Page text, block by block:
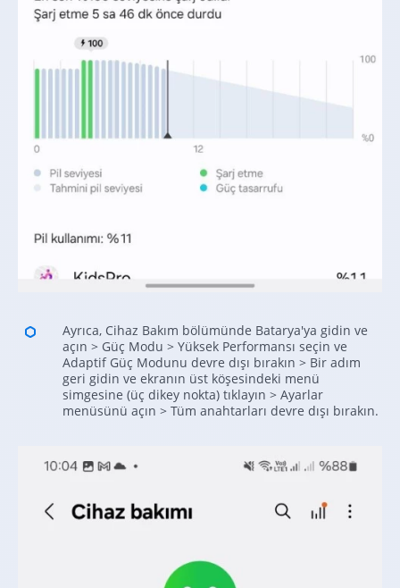
Ayrıca, Cihaz Bakım bölümünde Batarya'ya gidin ve
açın > Güç Modu > Yüksek Performansı seçin ve
Adaptif Güç Modunu devre dışı bırakın > Bir adım
geri gidin ve ekranın üst köşesindeki menü
simgesine (üç dikey nokta) tıklayın > Ayarlar
menüsünü açın > Tüm anahtarları devre dışı bırakın.